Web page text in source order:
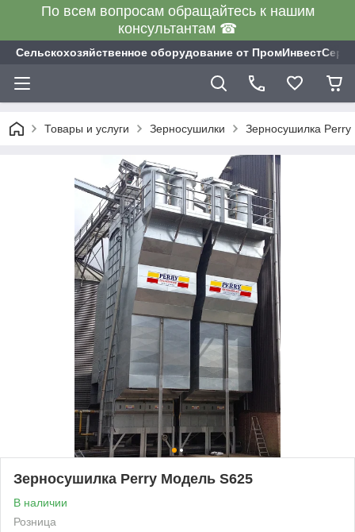
По всем вопросам обращайтесь к нашим
консультантам ☎
Сельскохозяйственное оборудование от
Товары и услуги Зерносушилки Зерносушилка
Зерносушилка Perry Модель S625
В наличии
Розница